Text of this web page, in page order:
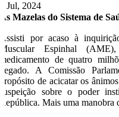
9 Jul, 2024
As Mazelas do Sistema de
Assisti por acaso à
Muscular Espinhal
medicamento de quatro
negado. A Comissão
propósito de acicatar os
suspeição sobre o poder
República. Mais uma manobra